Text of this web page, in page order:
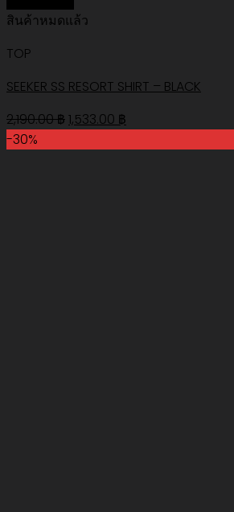
สินค้าหมดแล้ว
TOP
SEEKER SS RESORT SHIRT – BLACK
2,190.00฿Original
1,533.00 ฿
-30%